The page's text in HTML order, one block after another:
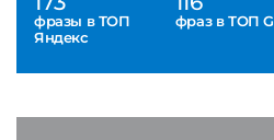
фразы в ТОП
Яндекс
фраз в ТОП